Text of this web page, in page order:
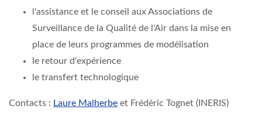
l'assistance et le conseil aux Associations de
Surveillance de la Qualité de l'Air dans la mise en
place de leurs programmes de modélisation
le retour d'expérience
le transfert technologique
Contacts : Laure Malherbe et Frédéric Tognet (INERIS)